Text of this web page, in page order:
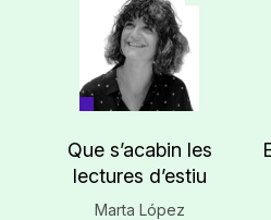
Que s’acabin les
lectures d’estiu
Marta López